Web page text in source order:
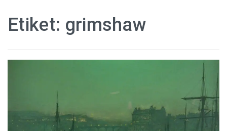
Etiket: grimshaw